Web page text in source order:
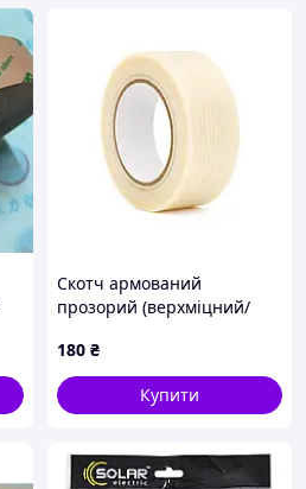
Скотч армований
прозорий (верхміцний/
довжина 50 м
180 ₴
Купити